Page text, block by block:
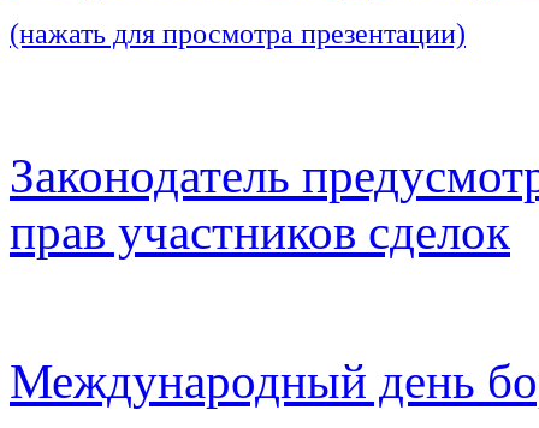
(нажать для просмотра презентации)
Законодатель
прав участников сделок
Международный день